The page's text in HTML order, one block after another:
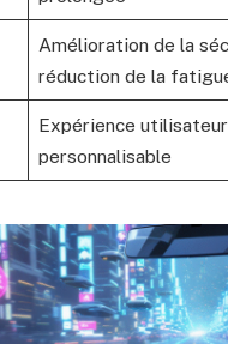
Amélioration de la
réduction de la
Expérience
personnalisable